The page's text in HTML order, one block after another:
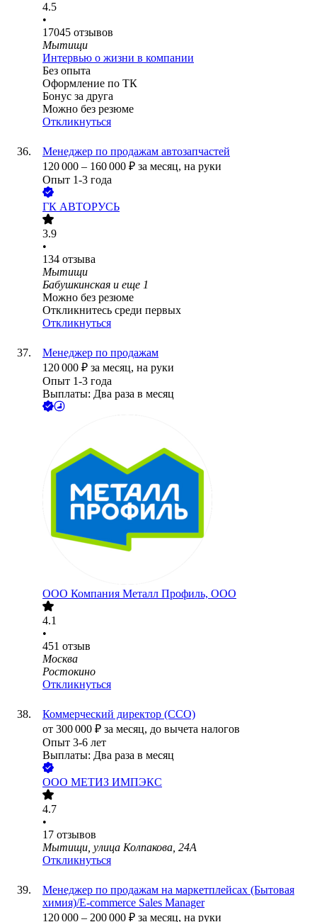
4.5
•
17045 отзывов
Мытищи
Интервью о жизни в компании
Без опыта
Оформление по ТК
Бонус за друга
Можно без резюме
Откликнуться
Менеджер по продажам автозапчастей
120 000 – 160 000 ₽ за месяц, на руки
Опыт 1-3 года
ГК АВТОРУСЬ
3.9
•
134 отзыва
Мытищи
Бабушкинская и еще 1
Можно без резюме
Откликнитесь среди первых
Откликнуться
Менеджер по продажам
120 000 ₽ за месяц, на руки
Опыт 1-3 года
Выплаты: Два раза в месяц
ООО Компания Металл Профиль, OOO
4.1
•
451 отзыв
Москва
Ростокино
Откликнуться
Коммерческий директор (CCO)
от 300 000 ₽ за месяц, до вычета налогов
Опыт 3-6 лет
Выплаты: Два раза в месяц
ООО МЕТИЗ ИМПЭКС
4.7
•
17 отзывов
Мытищи, улица Колпакова, 24А
Откликнуться
Менеджер по продажам на маркетплейсах (Бытовая
химия)/E-commerce Sales Manager
120 000 – 200 000 ₽ за месяц, на руки